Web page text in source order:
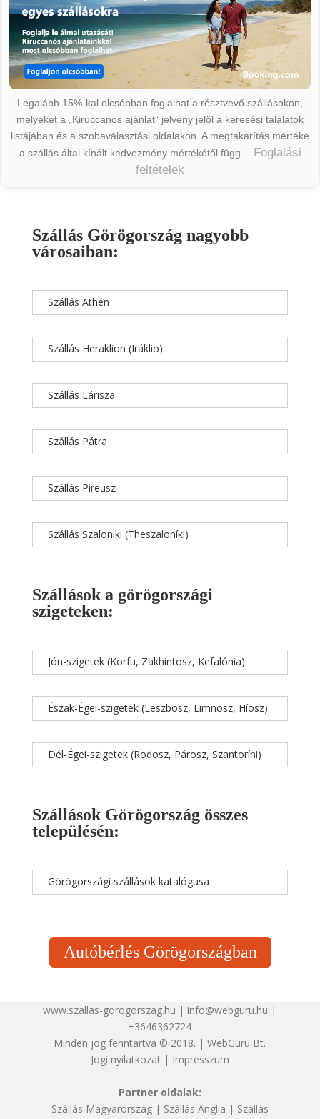
Legalább 15%-kal olcsóbban foglalhat a résztvevő szállásokon,
melyeket a „Kiruccanós ajánlat” jelvény jelöl a keresési találatok
listájában és a szobaválasztási oldalakon. A megtakarítás mértéke
a szállás által kínált kedvezmény mértékétől függ.
Foglalási
feltételek
Szállás Görögország nagyobb
városaiban:
Szállás Athén
Szállás Heraklion (Iráklio)
Szállás Lárisza
Szállás Pátra
Szállás Pireusz
Szállás Szaloniki (Theszaloníki)
Szállások a görögországi
szigeteken:
Jón-szigetek (Korfu, Zakhintosz, Kefalónia)
Észak-Égei-szigetek (Leszbosz, Limnosz, Híosz)
Dél-Égei-szigetek (Rodosz, Párosz, Szantoríni)
Szállások Görögország összes
településén:
Görögországi szállások katalógusa
Autóbérlés Görögországban
www.szallas-gorogorszag.hu | info@webguru.hu |
+3646362724
Minden jog fenntartva © 2018. | WebGuru Bt.
Jogi nyilatkozat| Impresszum
Partner oldalak:
Szállás Magyarország| Szállás Anglia | Szállás